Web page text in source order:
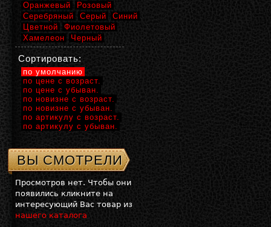
Оранжевый
Розовый
Серебряный
Серый
Синий
Цветной
Фиолетовый
Хамелеон
Черный
Сортировать:
по умолчанию
по цене с возраст.
по цене с убыван.
по новизне с возраст.
по новизне с убыван.
по артикулу с возраст.
по артикулу с убыван.
ВЫ СМОТРЕЛИ
Просмотров нет. Чтобы они
появились кликните на
интересующий Вас товар из
нашего каталога